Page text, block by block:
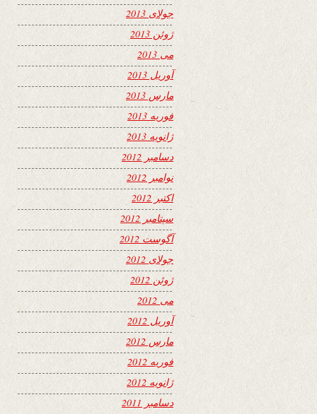
جولای 2013
ژوئن 2013
می 2013
آوریل 2013
مارس 2013
فوریه 2013
ژانویه 2013
دسامبر 2012
نوامبر 2012
اکتبر 2012
سپتامبر 2012
آگوست 2012
جولای 2012
ژوئن 2012
می 2012
آوریل 2012
مارس 2012
فوریه 2012
ژانویه 2012
دسامبر 2011